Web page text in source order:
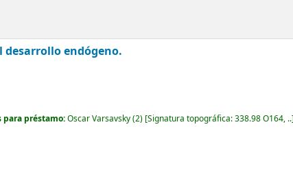
endógeno.
para préstamo:Oscar Varsavsky(2) Signatura topográfica:338.98 O164, ..